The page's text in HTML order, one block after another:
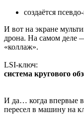
создаётся
И вот на экране
дрона. На самом деле
«коллаж».
LSI-ключ:
система кругового
И да… когда впервые
пересел в машину на